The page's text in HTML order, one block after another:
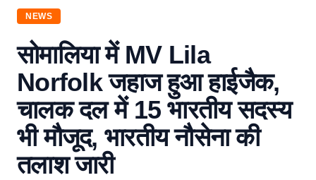
Navjagran
NEWS
सोमालिया में MV Lila
Norfolk जहाज हुआ हाईजैक,
चालक दल में 15 भारतीय सदस्य
भी मौजूद, भारतीय नौसेना की
तलाश जारी